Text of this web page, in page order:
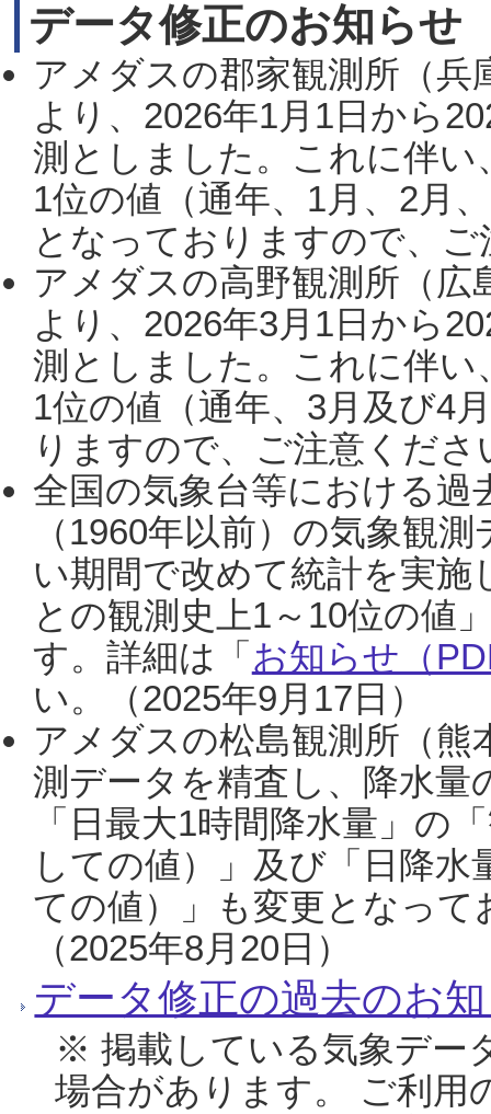
データ修正のお知らせ
アメダスの郡家観測所（
より、2026年1月1日から
測としました。これに伴い
1位の値（通年、1月、2月
となっておりますので、
アメダスの高野観測所（
より、2026年3月1日から
測としました。これに伴い
1位の値（通年、3月及び4
りますので、ご注意くだ
全国の気象台等における過
（1960年以前）の気象観
い期間で改めて統計を実
との観測史上1～10位の値
す。詳細は「 お知らせ（
い。（2025年9月17日）
アメダスの松島観測所（熊
測データを精査し、降水
「日最大1時間降水量」の
しての値）」及び「日降
ての値）」も変更となっ
（2025年8月20日）
データ修正の過去のお
※ 掲載している気象デー
場合があります。 ご利用